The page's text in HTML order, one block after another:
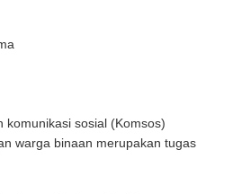
komunikasi sosial (Komsos)
warga binaan merupakan tugas